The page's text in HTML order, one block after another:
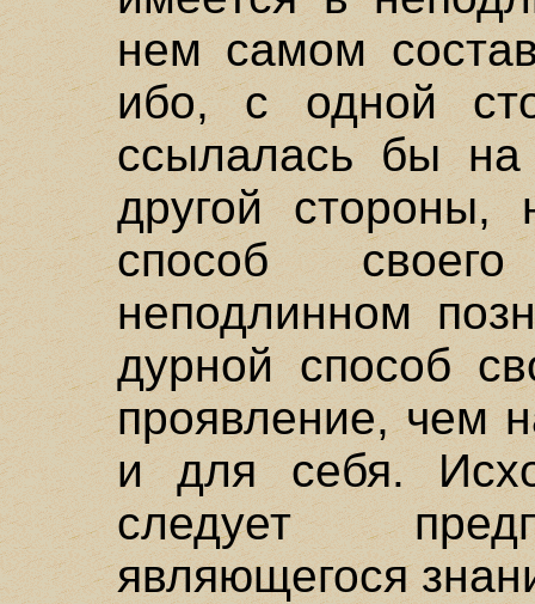
нем самом
ибо, с одной
ссылалась бы
другой
способ
неподлинном
дурной способ
проявление, чем
и для себя.
следует
являющегося